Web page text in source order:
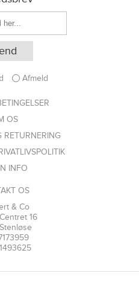
Afmeld
OS
RETURNERING
INFO
OS
& Co
16